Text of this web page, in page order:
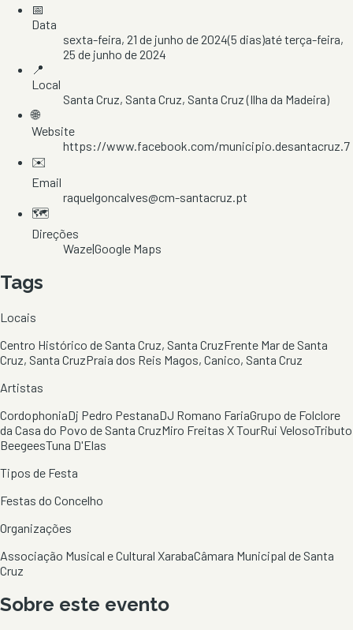
📅
Data
sexta-feira, 21 de junho de 2024(5 dias)atéterça-feira,
25 de junho de 2024
📍
Local
Santa Cruz, Santa Cruz, Santa Cruz(Ilha da Madeira)
🌐
Website
https://www.facebook.com/municipio.desantacruz.7
✉️
Email
raquelgoncalves@cm-santacruz.pt
🗺️
Direções
Waze|Google Maps
Tags
Locais
Centro Histórico de Santa Cruz, Santa CruzFrente Mar de Santa
Cruz, Santa CruzPraia dos Reis Magos, Canico, Santa Cruz
Artistas
CordophoniaDj Pedro PestanaDJ Romano FariaGrupo de Folclore
da Casa do Povo de Santa CruzMiro Freitas X TourRui VelosoTributo
BeegeesTuna D'Elas
Tipos de Festa
Festas do Concelho
Organizações
Associação Musical e Cultural XarabaCâmara Municipal de Santa
Cruz
Sobre este evento